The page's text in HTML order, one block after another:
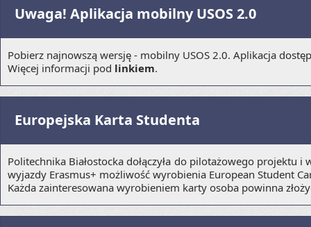
Uwaga! Aplikacja mobilny USOS 2.0
Pobierz najnowszą wersję - mobilny USOS 2.0. Aplikacja
Więcej informacji pod linkiem.
Europejska Karta Studenta
Politechnika Białostocka dołączyła do pilotażowego projektu
wyjazdy Erasmus+ możliwość wyrobienia European Student
Każda zainteresowana wyrobieniem karty osoba powinna